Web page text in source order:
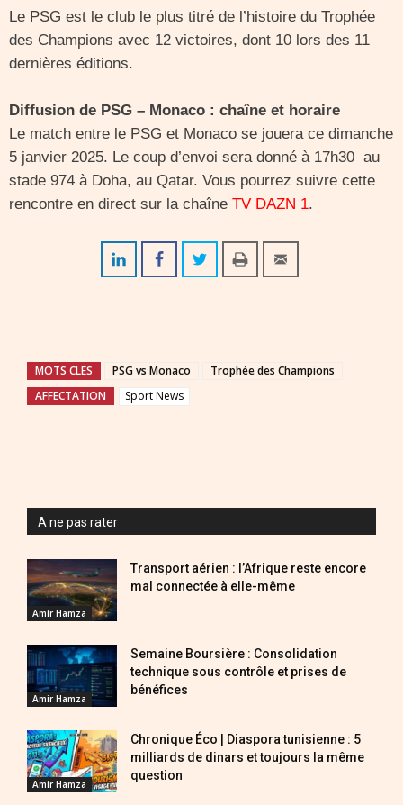
Le PSG est le club le plus titré de l’histoire du Trophée
des Champions avec 12 victoires, dont 10 lors des 11
dernières éditions.
Diffusion de PSG – Monaco : chaîne et horaire
Le match entre le PSG et Monaco se jouera ce dimanche
5 janvier 2025. Le coup d’envoi sera donné à 17h30 au
stade 974 à Doha, au Qatar. Vous pourrez suivre cette
rencontre en direct sur la chaîne TV DAZN 1.
MOTS CLES PSG vs Monaco
Trophée des Champions
AFFECTATION
Sport News
A ne pas rater
Amir Hamza
Transport aérien : l’Afrique reste encore
mal connectée à elle-même
Amir Hamza
Semaine Boursière : Consolidation
technique sous contrôle et prises de
bénéfices
Amir Hamza
Chronique Éco | Diaspora tunisienne : 5
milliards de dinars et toujours la même
question